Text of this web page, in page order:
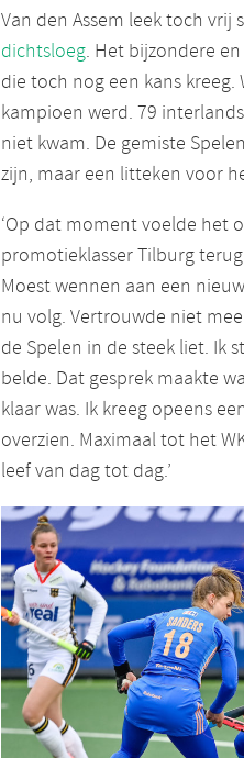
Van den Assem leek toch
dichtsloeg. Het bijzondere
die toch nog een kans
kampioen werd. 79
niet kwam. De gemiste
zijn, maar een litteken voor
‘Op dat moment voelde het
promotieklasser Tilburg
Moest wennen aan een
nu volg. Vertrouwde niet
de Spelen in de steek liet. Ik
belde. Dat gesprek maakte
klaar was. Ik kreeg opeens
overzien. Maximaal tot het
leef van dag tot dag.’